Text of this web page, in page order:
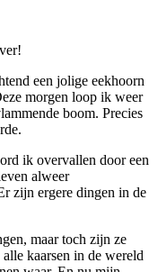
een jolige eekhoorn
morgen loop ik weer
boom. Precies
ik overvallen door een
alweer
zijn ergere dingen in de
maar toch zijn ze
kaarsen in de wereld